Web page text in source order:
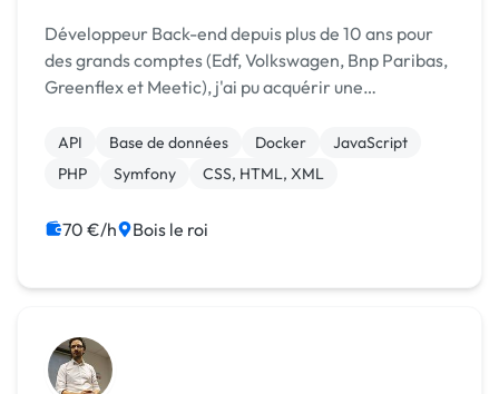
Développeur Back-end depuis plus de 10 ans pour
des grands comptes (Edf, Volkswagen, Bnp Paribas,
Greenflex et Meetic), j'ai pu acquérir une
applications intranet et des sites à destination du
grand public. ...
API Base de données Docker
JavaScript
PHP
Symfony CSS, HTML, XML
70 €/h Bois le roi